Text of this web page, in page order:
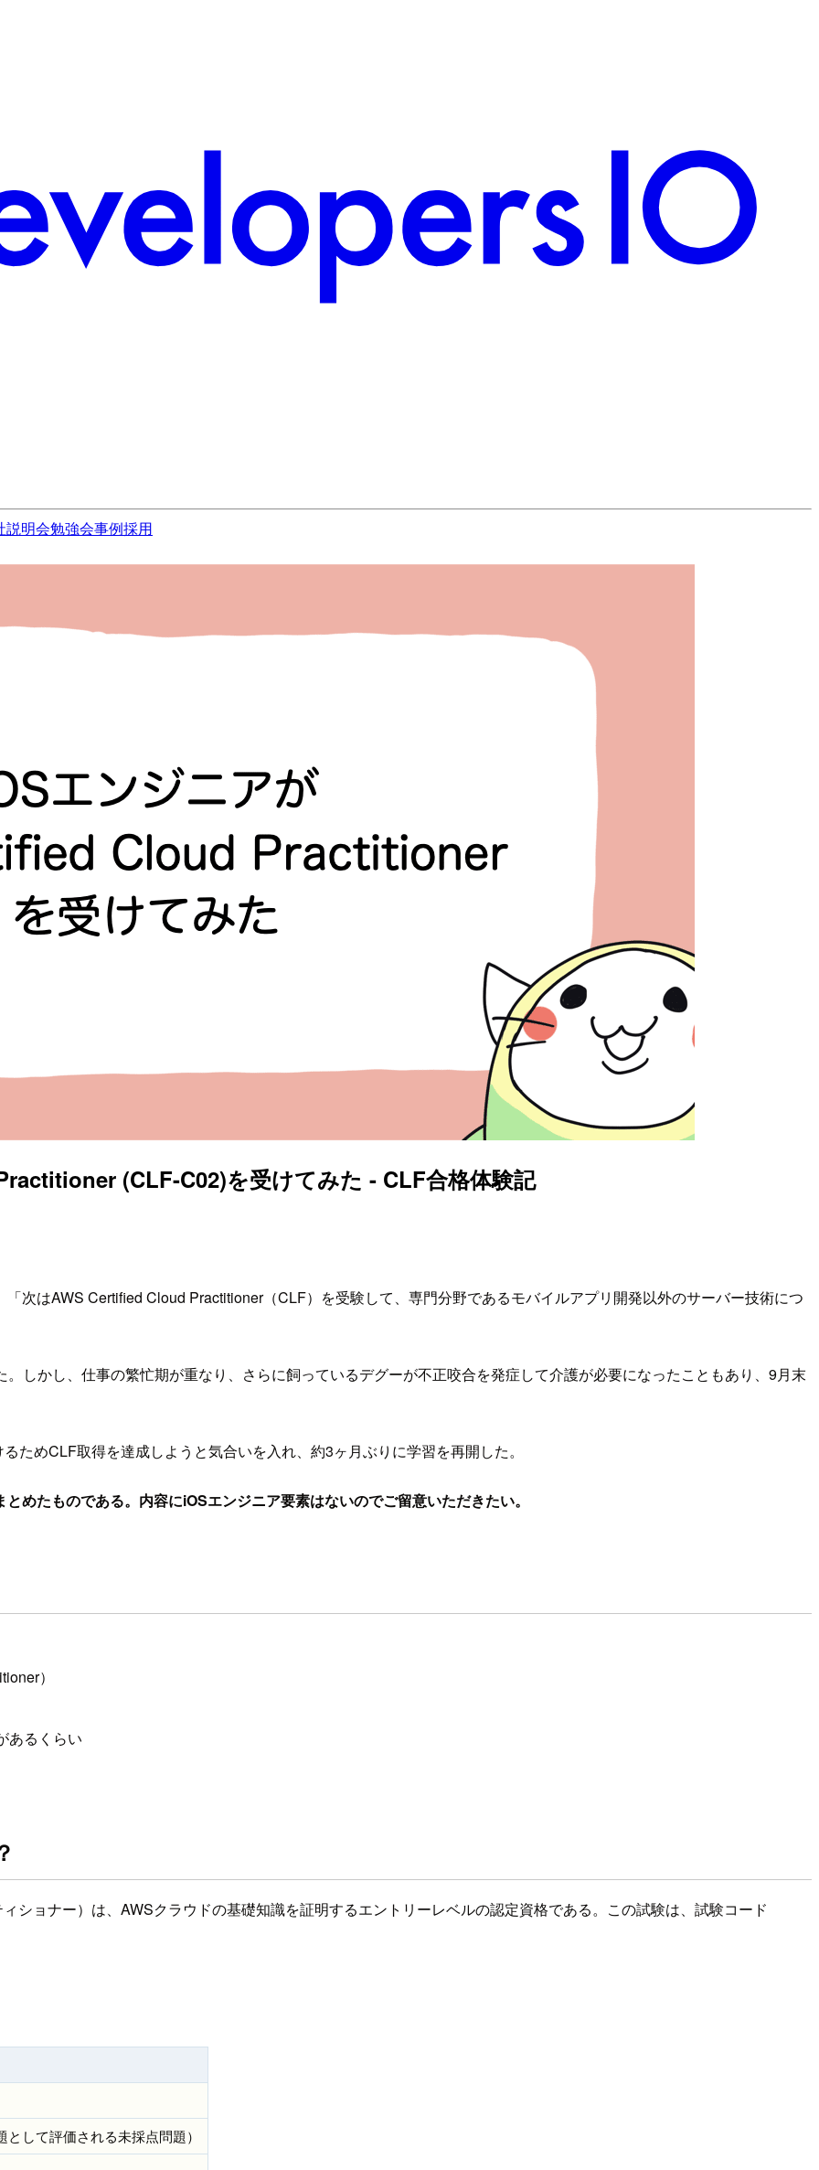
説明会勉強会事例採用
(CLF-C02)を受けてみた - CLF合格体験記
「次はAWS Certified Cloud Practitioner（CLF）を受験して、専門分野であるモバイルアプリ開発以外のサーバー技術につ
しかし、仕事の繁忙期が重なり、さらに飼っているデグーが不正咬合を発症して介護が必要になったこともあり、9月末
ためCLF取得を達成しようと気合いを入れ、約3ヶ月ぶりに学習を再開した。
めたものである。内容にiOSエンジニア要素はないのでご留意いただきたい。
）
あるくらい
ショナー）は、AWSクラウドの基礎知識を証明するエントリーレベルの認定資格である。この試験は、試験コード
して評価される未採点問題）